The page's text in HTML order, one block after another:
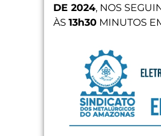
DE 2024, NOS
ÀS 13h30 MINUTOS